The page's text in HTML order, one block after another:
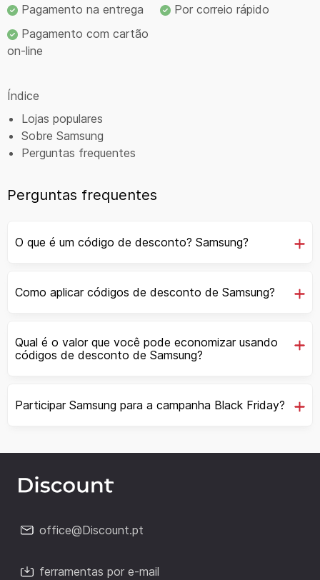
Pagamento na entrega
Pagamento com cartão
on-line
Por correio rápido
Índice
Lojas populares
Sobre Samsung
Perguntas frequentes
Perguntas frequentes
O que é um código de desconto? Samsung?
Como aplicar códigos de desconto de Samsung?
Qual é o valor que você pode economizar usando
códigos de desconto de Samsung?
Participar Samsung para a campanha Black Friday?
office@Discount.pt
ferramentas por e-mail